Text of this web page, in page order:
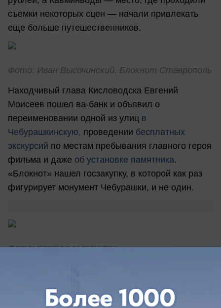
съемки некоторых сцен — начали привлекать
еще больше путешественников.
Фото: Иван Высочинский, Блокнот Ставрополь
Находчивый глава Кисловодска Евгений
Моисеев пошел ва-банк и объявил о
переименовании одной из улиц в
Чебурашкинскую, проведении бесплатных
экскурсий по местам пребывания главного героя
фильма и даже об установке памятника.
«Блокнот» нашел госзакупку, в которой как раз
фигурирует монумент Чебурашки, и не один.
Фото: портал госзакупок
— 6,1 миллиона рублей. На эту сумму чиновники